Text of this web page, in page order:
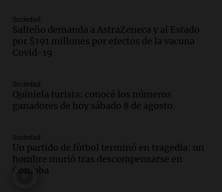
Episodios
Audio.La historia de la servilleta que
firmó Jorge Messi para el primer
contrato de Leo con Barcelona
Audio.Joan Gaspart: "Sin Jorge, no sé si
Messi hubiera llegado adonde llegó"
Audio.El orgullo y el sueño argentino de
Jorge Messi en una entrevista con Rony
Vargas en 2007
Sociedad
Salteño demanda a AstraZeneca y al Estado
por $191 millones por efectos de la vacuna
Covid-19
Sociedad
Quiniela turista: conocé los números
ganadores de hoy sábado 8 de agosto.
Sociedad
Un partido de fútbol terminó en tragedia: un
hombre murió tras descompensarse en
Córdoba